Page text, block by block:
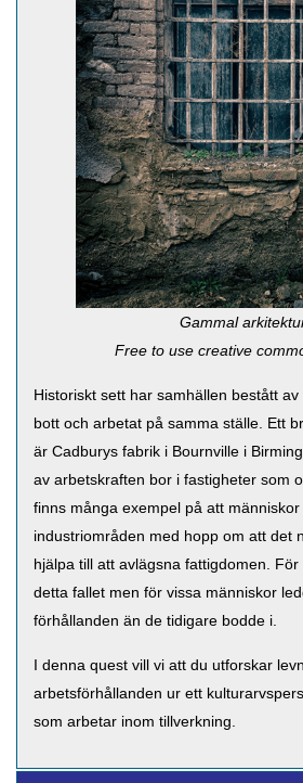
Gammal
Free to use creative
Historiskt sett har samhällen bestått
bott och arbetat på samma ställe. Ett
är Cadburys fabrik i Bournville i
av arbetskraften bor i fastigheter som
finns många exempel på att
industriområden med hopp om att det
hjälpa till att avlägsna fattigdomen.
detta fallet men för vissa människor
förhållanden än de tidigare bodde i.
I denna quest vill vi att du utforskar
arbetsförhållanden ur ett
som arbetar inom tillverkning.